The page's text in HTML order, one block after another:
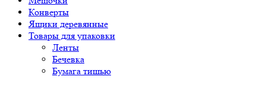
Конверты
Ящики деревянные
Товары для упаковки
Ленты
Бечевка
Бумага тишью